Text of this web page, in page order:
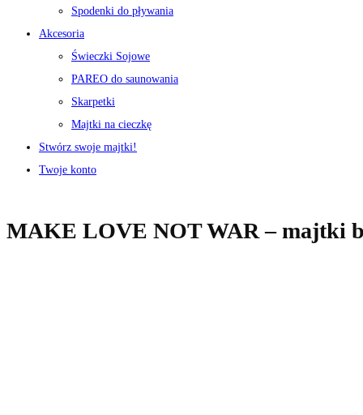
Spodenki do pływania
Akcesoria
Świeczki Sojowe
PAREO do saunowania
Skarpetki
Majtki na cieczkę
Stwórz swoje majtki!
Twoje konto
MAKE LOVE NOT WAR – majtki